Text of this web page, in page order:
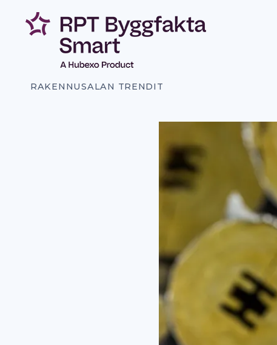
sisältöön
RAKENNUSALAN TRENDIT